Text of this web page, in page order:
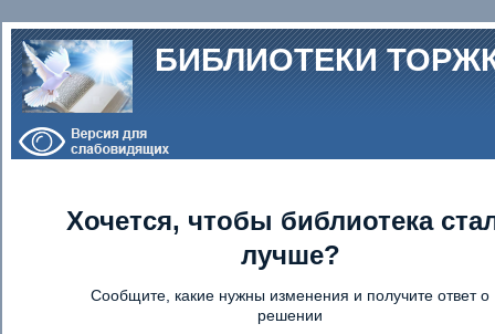
Перейти к основному содержанию
БИБЛИОТЕКИ
Хочется, чтобы библиотека
лучше?
Сообщите, какие нужны изменения и получите ответ о
решении